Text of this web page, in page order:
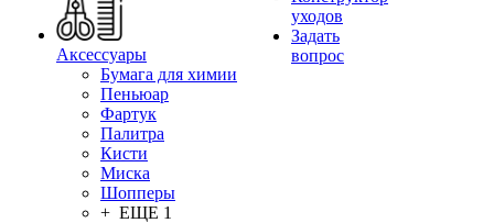
Аксессуары
Бумага для химии
Пеньюар
Фартук
Палитра
Кисти
Миска
Шопперы
+ ЕЩЕ 1
уходов
Задать
вопрос